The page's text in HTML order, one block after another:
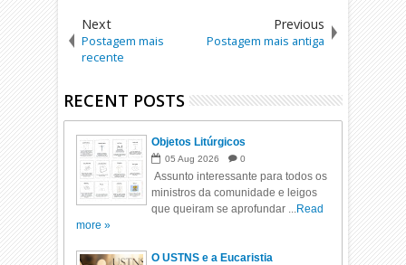
Next
Postagem mais
recente
Previous
Postagem mais antiga
RECENT POSTS
Objetos Litúrgicos
05 Aug 2026 0
Assunto interessante para todos os
ministros da comunidade e leigos
que queiram se aprofundar ...Read
more »
O USTNS e a Eucaristia